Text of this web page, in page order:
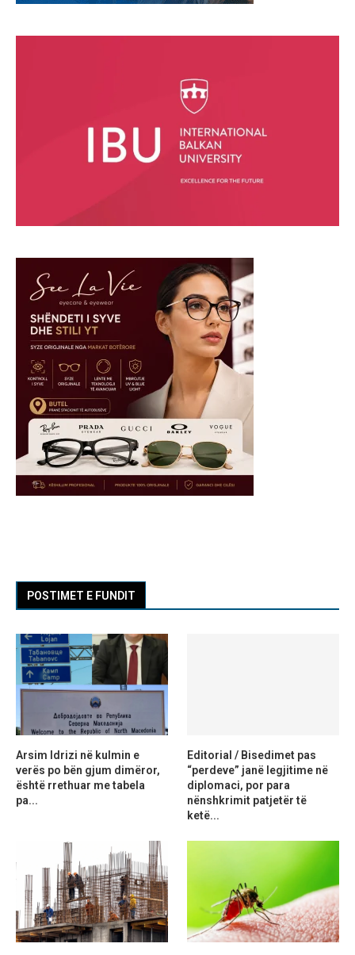
POSTIMET E FUNDIT
Arsim Idrizi në kulmin e
verës po bën gjum dimëror,
është rrethuar me tabela
pa...
Editorial / Bisedimet pas
“perdeve” janë legjitime në
diplomaci, por para
nënshkrimit patjetër të
ketë...